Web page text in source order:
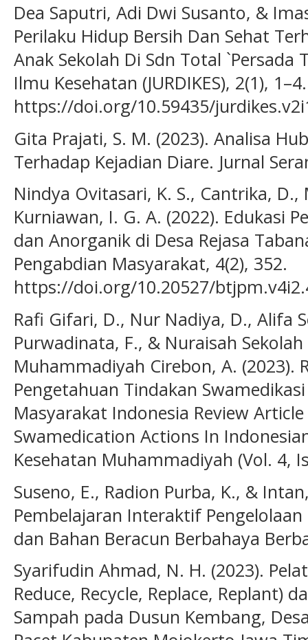
Dea Saputri, Adi Dwi Susanto, &
Perilaku Hidup Bersih Dan Sehat
Anak Sekolah Di Sdn Total `Persada
Ilmu Kesehatan (JURDIKES), 2(1), 1–4.
https://doi.org/10.59435/
Gita Prajati, S. M. (2023). Analisa
Terhadap Kejadian Diare. Jurnal
Nindya Ovitasari, K. S., Cantrika, D.,
Kurniawan, I. G. A. (2022). Edukasi
dan Anorganik di Desa Rejasa
Pengabdian Masyarakat, 4(2), 352.
https://doi.org/10.20527/
Rafi Gifari, D., Nur Nadiya, D., Alifa
Purwadinata, F., & Nuraisah
Muhammadiyah Cirebon, A. (2023).
Pengetahuan Tindakan
Masyarakat Indonesia Review
Swamedication Actions In
Kesehatan Muhammadiyah (Vol. 4,
Suseno, E., Radion Purba, K., &
Pembelajaran Interaktif
dan Bahan Beracun Berbahaya
Syarifudin Ahmad, N. H. (2023).
Reduce, Recycle, Replace, Replant)
Sampah pada Dusun Kembang,